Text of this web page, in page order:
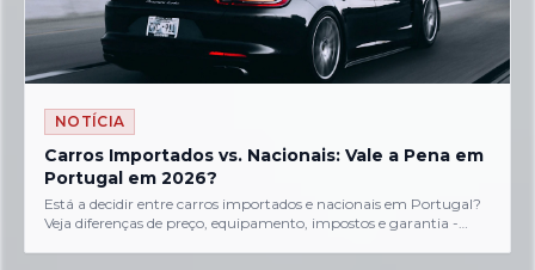
NOTÍCIA
Carros Importados vs. Nacionais: Vale a Pena em
Portugal em 2026?
Está a decidir entre carros importados e nacionais em Portugal?
Veja diferenças de preço, equipamento, impostos e garantia -